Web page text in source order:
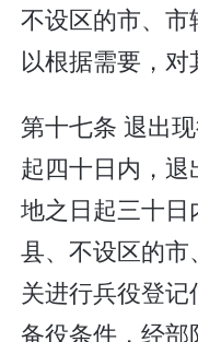
不设区的市、
以根据需要，对
第十七条 退出
起四十日内，
地之日起三十
县、不设区的
关进行兵役登
备役条件，经